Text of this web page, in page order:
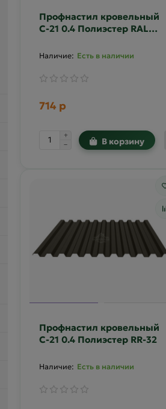
Профнастил кровельный
С-21 0.4 Полиэстер RAL
Есть в наличии
714 р
В корзину
Профнастил кровельный
С-21 0.4 Полиэстер RR-32
Есть в наличии